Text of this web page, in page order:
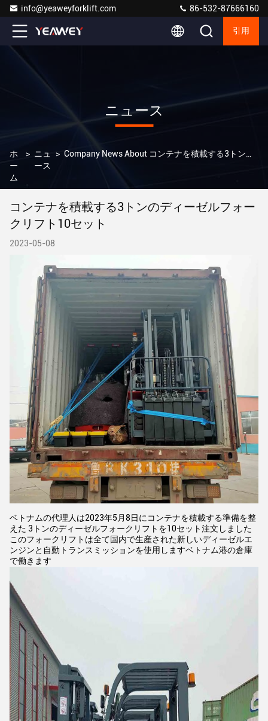
info@yeaweyforklift.com 86-532-87666160
引用
ニュース
ホ
ー
ム
> ニュ
ース
> Company News About コンテナを積載する3トンのディーゼルフォークリフト10セット
コンテナを積載する3トンのディーゼルフォー
クリフト10セット
2023-05-08
ベトナムの代理人は2023年5月8日にコンテナを積載する準備を整
えた 3トンのディーゼルフォークリフトを10セット注文しました
このフォークリフトは全て国内で生産された新しいディーゼルエ
ンジンと自動トランスミッションを使用しますベトナム港の倉庫
で働きます